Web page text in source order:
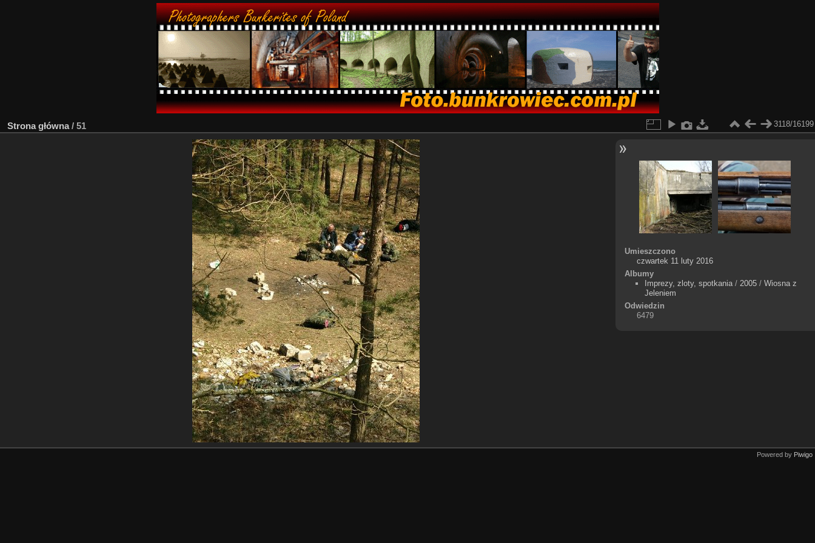
Strona główna/ 51 3118/16199
Umieszczono
czwartek 11 luty 2016
Albumy
Imprezy, zloty, spotkania/ 2005/ Wiosna z
Jeleniem
Odwiedzin
6479
Powered by Piwigo